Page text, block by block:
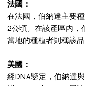
法國：
在法國，伯納達主要
2公頃。在該產區內
當地的種植者則稱該
美國：
經DNA鑒定，伯納達